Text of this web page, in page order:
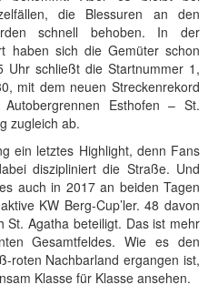
die Blessuren an den
schnell behoben. In der
haben sich die Gemüter schon
Uhr schließt die Startnummer 1,
mit dem neuen Streckenrekord
Esthofen – St.
zugleich ab.
ein letztes Highlight, denn Fans
diszipliniert die Straße. Und
auch in 2017 an beiden Tagen
KW Berg-Cup’ler. 48 davon
St. Agatha beteiligt. Das ist mehr
Gesamtfeldes. Wie es den
roten Nachbarland ergangen ist,
Klasse für Klasse ansehen.